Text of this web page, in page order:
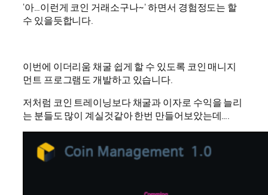
‘아…이런게 코인 거래소구나~’ 하면서 경험정도는 할
수 있을듯합니다.
이번에 이더리움 채굴 쉽게 할 수 있도록 코인 매니지
먼트 프로그램도 개발하고 있습니다.
저처럼 코인 트레이닝보다 채굴과 이자로 수익을 늘리
는 분들도 많이 계실것같아 한번 만들어보았는데….